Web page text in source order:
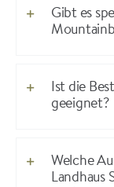
Gibt es
Ist die
geeignet?
Welche
Landhaus